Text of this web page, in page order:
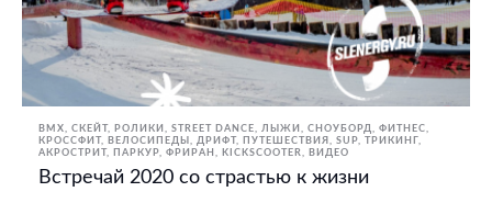
BMX, СКЕЙТ, РОЛИКИ STREET DANCE ЛЫЖИ, СНОУБОРД
ФИТНЕС,
КРОССФИТ
ВЕЛОСИПЕДЫ ДРИФТ ПУТЕШЕСТВИЯ SUP
ТРИКИНГ,
АКРОСТРИТ, ПАРКУР, ФРИРАН
KICKSCOOTER ВИДЕО
Встречай 2020 со страстью к жизни